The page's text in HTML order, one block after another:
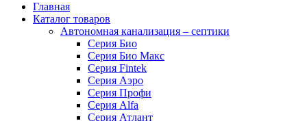
Главная
Каталог товаров
Автономная канализация – септики
Серия Био
Серия Био Макс
Серия Fintek
Серия Аэро
Серия Профи
Серия Alfa
Серия Атлант